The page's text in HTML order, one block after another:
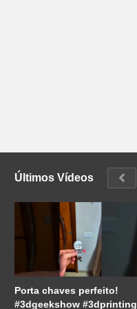
Últimos Vídeos
Porta chaves perfeito!
#3dgeekshow #3dprinting